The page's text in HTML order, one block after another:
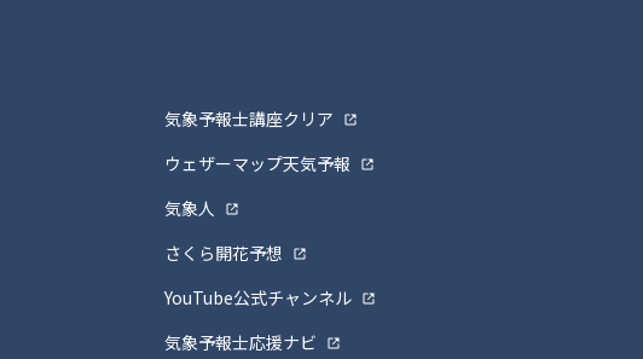
気象予報士講座クリア
ウェザーマップ天気予報
気象人
さくら開花予想
YouTube公式チャンネル
気象予報士応援ナビ